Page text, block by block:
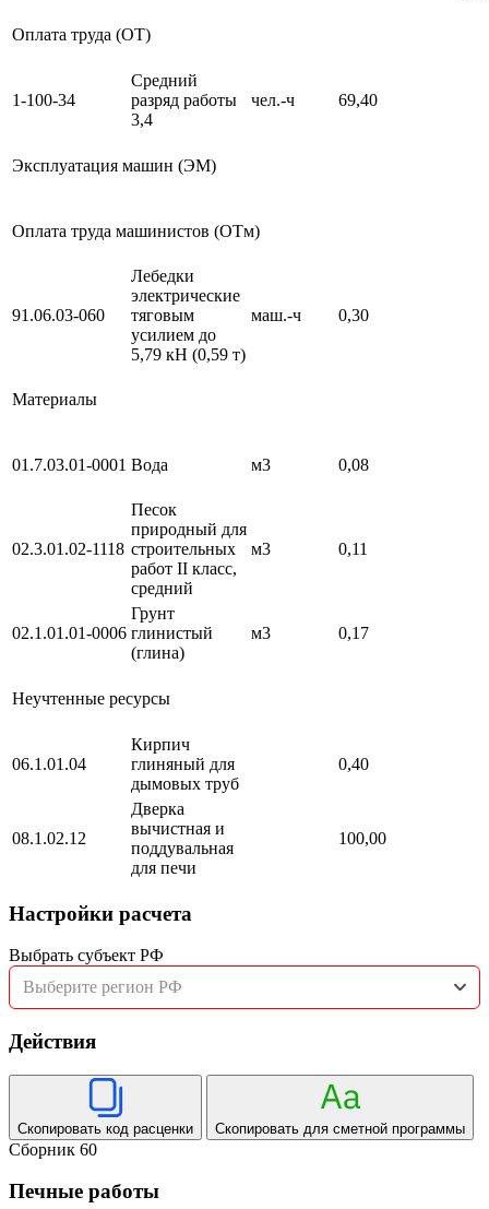
Оплата труда (ОТ)
1-100-34
Средний
разряд работы
3,4
чел.-ч 69,40
Эксплуатация машин (ЭМ)
Оплата труда машинистов (ОТм)
91.06.03-060
Лебедки
электрические
тяговым
усилием до
5,79 кН (0,59 т)
маш.-ч 0,30
Материалы
01.7.03.01-0001 Вода м3 0,08
02.3.01.02-1118
Песок
природный для
строительных
работ II класс,
средний
м3 0,11
02.1.01.01-0006
Грунт
глинистый
(глина)
м3 0,17
Неучтенные ресурсы
06.1.01.04
Кирпич
глиняный для
дымовых труб
0,40
08.1.02.12
Дверка
вычистная и
поддувальная
для печи
100,00
Настройки расчета
Выбрать субъект РФ
Выберите регион РФ
Действия
Скопировать код расценки Скопировать для сметной программы
Сборник 60
Печные работы